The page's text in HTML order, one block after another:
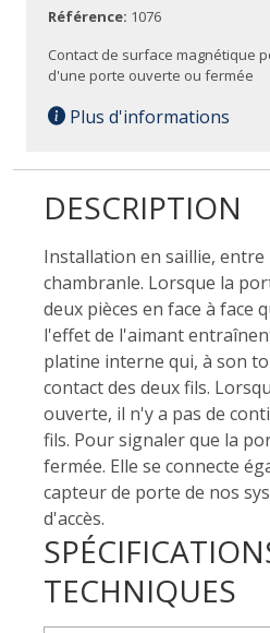
Référence: 1076
Contact de surface magnétique
d'une porte ouverte ou fermée
Plus d'informations
DESCRIPTION
Installation en saillie,
chambranle. Lorsque la
deux pièces en face à face
l'effet de l'aimant
platine interne qui, à son
contact des deux fils.
ouverte, il n'y a pas de
fils. Pour signaler que la
fermée. Elle se connecte
capteur de porte de nos
d'accès.
TECHNIQUES